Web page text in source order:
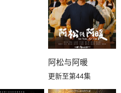
阿松与阿暖
更新至第44集